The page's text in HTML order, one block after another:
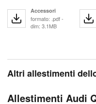
Accessori
formato: .pdf -
dim: 3.1MB
Altri allestimenti
Allestimenti Audi